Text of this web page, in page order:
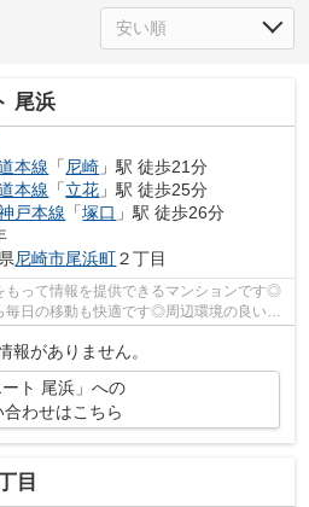
尾浜
本線 「尼崎 」駅 徒歩21分
本線 「立花 」駅 徒歩25分
戸本線 「塚口 」駅 徒歩26分
尼崎市尾浜町２丁目
もって情報を提供できるマンションです◎
日の移動も快適です◎周辺環境の良い10
報がありません。
ート 尾浜」への
合わせはこちら
目